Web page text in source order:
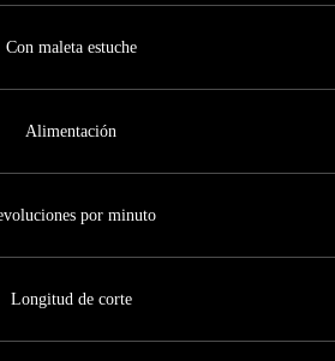
Con maleta estuche
Alimentación
por minuto
Longitud de corte